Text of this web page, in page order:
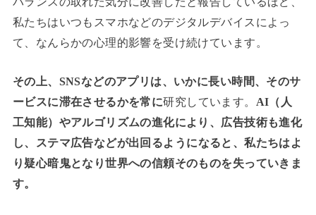
私たちはいつもスマホなどのデジタルデバイスによっ
て、なんらかの心理的影響を受け続けています。
その上、SNSなどのアプリは、いかに長い時間、そのサ
ービスに滞在させるかを常に研究しています。 AI（人
工知能）やアルゴリズムの進化により、広告技術も進化
し、 ステマ広告などが出回るようになると、私たちはよ
り疑心暗鬼となり世界への信頼そのものを失っていきま
す。